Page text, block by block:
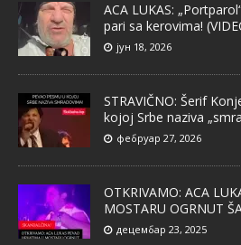
ACA LUKAS:
pari sa kerovima!
јун 18, 2026
STRAVIČNO: Šerif
kojoj Srbe naziva
фебруар 27, 2026
OTKRIVAMO: ACA
MOSTARU OGRNUT
децембар 23, 2025